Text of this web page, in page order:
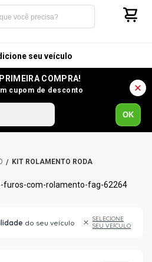
seu veículo
COMPRA!
cupom de desconto
OK
KIT ROLAMENTO RODA
do seu veículo
SELECIONE
SEU VEÍCULO